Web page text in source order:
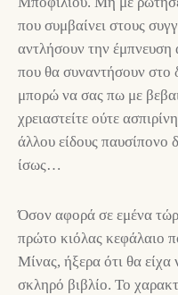
που συμβαίνει στους
αντλήσουν την έμπνευση
που θα συναντήσουν στο
μπορώ να σας πω με
χρειαστείτε ούτε
άλλου είδους παυσίπονο
ίσως…
Όσον αφορά σε εμένα
πρώτο κιόλας κεφάλαιο
Μίνας, ήξερα ότι θα
σκληρό βιβλίο. Το